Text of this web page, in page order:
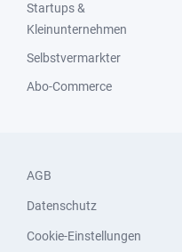
Startups &
Kleinunternehmen
Selbstvermarkter
Abo-Commerce
AGB
Datenschutz
Cookie-Einstellungen